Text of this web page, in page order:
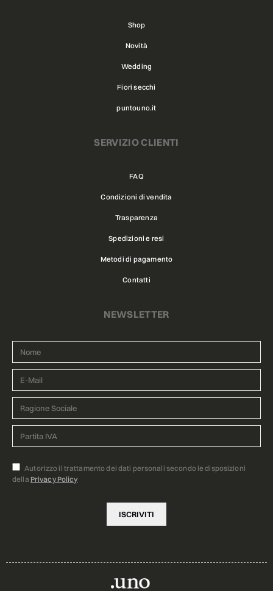
Shop
Novità
Wedding
Fiori secchi
puntouno.it
SERVIZIO CLIENTI
FAQ
Condizioni di vendita
Trasparenza
Spedizioni e resi
Metodi di pagamento
Contatti
NEWSLETTER
Autorizzo il trattamento dei dati personali secondo le disposizioni
della Privacy Policy